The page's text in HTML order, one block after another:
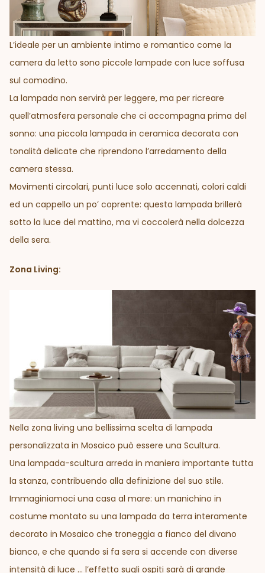
L’ideale per un ambiente intimo e romantico come la
camera da letto sono piccole lampade con luce soffusa
sul comodino.
La lampada non servirà per leggere, ma per ricreare
quell’atmosfera personale che ci accompagna prima del
sonno: una piccola lampada in ceramica decorata con
tonalità delicate che riprendono l’arredamento della
camera stessa.
Movimenti circolari, punti luce solo accennati, colori caldi
ed un cappello un po’ coprente: questa lampada brillerà
sotto la luce del mattino, ma vi coccolerà nella dolcezza
della sera.
Zona Living:
Nella zona living una bellissima scelta di lampada
personalizzata in Mosaico può essere una Scultura.
Una lampada-scultura arreda in maniera importante tutta
la stanza, contribuendo alla definizione del suo stile.
Immaginiamoci una casa al mare: un manichino in
costume montato su una lampada da terra interamente
decorato in Mosaico che troneggia a fianco del divano
bianco, e che quando si fa sera si accende con diverse
intensità di luce … l’effetto sugli ospiti sarà di grande